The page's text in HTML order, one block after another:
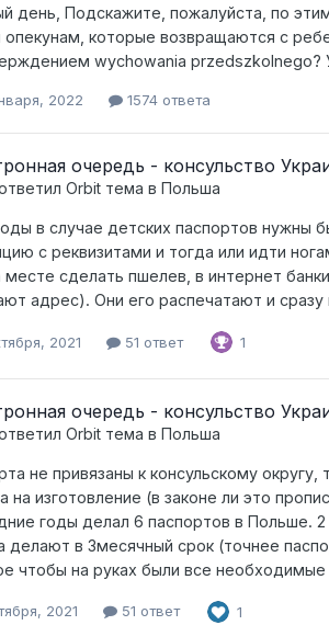
день, Подскажите, пожалуйста, по
которые возвращаются с
wychowania przedszkolnego?
2022 1574 ответа
очередь - консульство
Orbit тема в Польша
в случае детских паспортов нужны
с реквизитами и тогда или идти
месте сделать пшелев, в интернет
адрес). Они его распечатают и
2021 51 ответ 1
очередь - консульство
Orbit тема в Польша
не привязаны к консульскому
на изготовление (в законе ли это
годы делал 6 паспортов в Польше.
делают в 3месячный срок (точнее
чтобы на руках были все
2021 51 ответ 1